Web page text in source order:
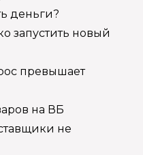
деньги?
запустить новый
превышает
на ВБ
не